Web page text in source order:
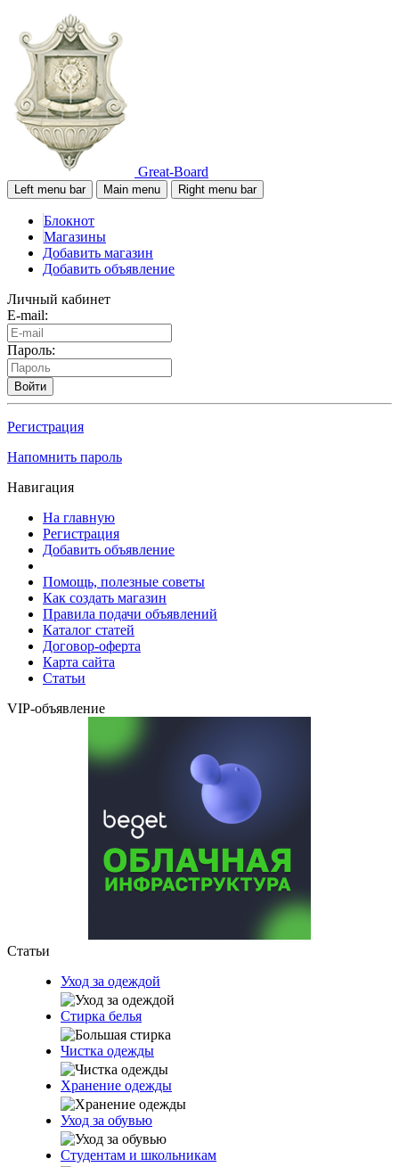
Great-Board
Left menu bar Main menu Right menu bar
Блокнот
Магазины
Добавить магазин
Добавить объявление
Личный кабинет
E-mail:
Пароль:
Войти
Регистрация
Напомнить пароль
Навигация
На главную
Регистрация
Добавить объявление
Помощь, полезные советы
Как создать магазин
Правила подачи объявлений
Каталог статей
Договор-оферта
Карта сайта
Статьи
VIP-объявление
Статьи
Уход за одеждой
Стирка белья
Чистка одежды
Хранение одежды
Уход за обувью
Студентам и школьникам